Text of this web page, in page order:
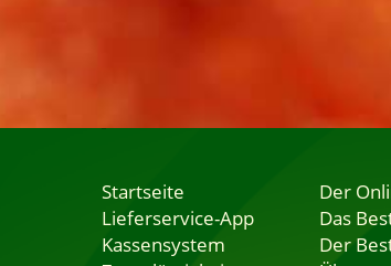
Startseite
Lieferservice-App
Kassensystem
Der
Das
Der